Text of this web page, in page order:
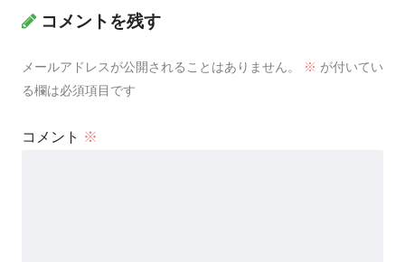
コメントを残す
メールアドレスが公開されることはありません。 ※ が付いてい
る欄は必須項目です
コメント ※